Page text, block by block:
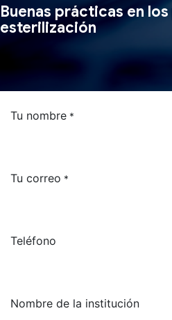
Buenas prácticas en los
esterilización
Tu nombre *
Tu correo *
Teléfono
Nombre de la institución